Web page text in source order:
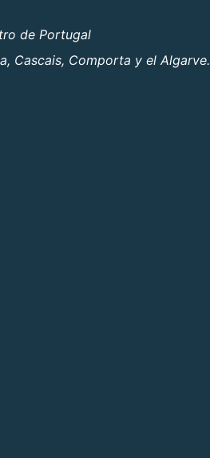
de Portugal
Cascais, Comporta y el Algarve.